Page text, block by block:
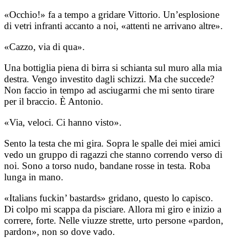
«Occhio!» fa a tempo a gridare Vittorio. Un’esplosione
di vetri infranti accanto a noi, «attenti ne arrivano altre».
«Cazzo, via di qua».
Una bottiglia piena di birra si schianta sul muro alla mia
destra. Vengo investito dagli schizzi. Ma che succede?
Non faccio in tempo ad asciugarmi che mi sento tirare
per il braccio. È Antonio.
«Via, veloci. Ci hanno visto».
Sento la testa che mi gira. Sopra le spalle dei miei amici
vedo un gruppo di ragazzi che stanno correndo verso di
noi. Sono a torso nudo, bandane rosse in testa. Roba
lunga in mano.
«Italians fuckin’ bastards» gridano, questo lo capisco.
Di colpo mi scappa da pisciare. Allora mi giro e inizio a
correre, forte. Nelle viuzze strette, urto persone «pardon,
pardon», non so dove vado.